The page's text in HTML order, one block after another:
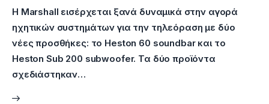
Η Marshall εισέρχεται ξανά δυναμικά στην αγορά
ηχητικών συστημάτων για την τηλεόραση με δύο
νέες προσθήκες: το Heston 60 soundbar και το
Heston Sub 200 subwoofer. Τα δύο προϊόντα
σχεδιάστηκαν…